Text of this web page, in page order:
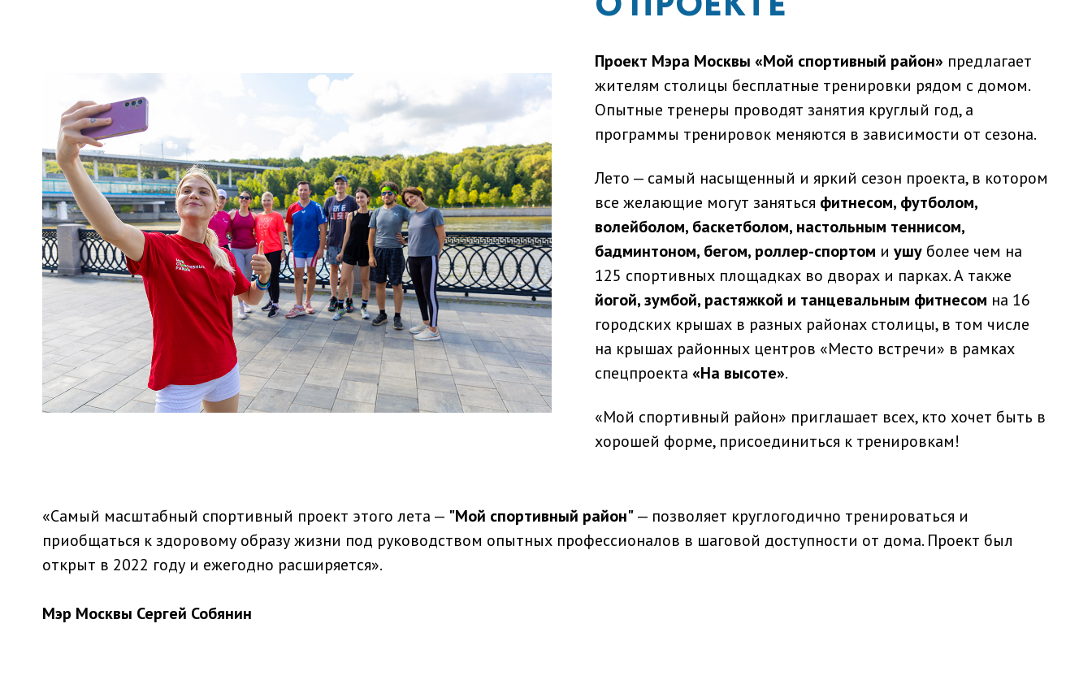
Проект Мэра Москвы «Мой спортивный район» предлагает
жителям столицы бесплатные тренировки рядом с домом.
Опытные тренеры проводят занятия круглый год, а
программы тренировок меняются в зависимости от сезона.
Лето — самый насыщенный и яркий сезон проекта, в котором
все желающие могут заняться фитнесом, футболом,
волейболом, баскетболом, настольным теннисом,
бадминтоном, бегом, роллер-спортом и ушу более чем на
125 спортивных площадках во дворах и парках. А также
йогой, зумбой, растяжкой и танцевальным фитнесом на 16
городских крышах в разных районах столицы, в том числе
на крышах районных центров «Место встречи» в рамках
спецпроекта «На высоте».
«Мой спортивный район» приглашает всех, кто хочет быть в
хорошей форме, присоединиться к тренировкам!
«Самый масштабный спортивный проект этого лета — "Мой спортивный район"— позволяет круглогодично тренироваться и
приобщаться к здоровому образу жизни под руководством опытных профессионалов в шаговой доступности от дома. Проект был
открыт в 2022 году и ежегодно расширяется».
Мэр Москвы Сергей Собянин